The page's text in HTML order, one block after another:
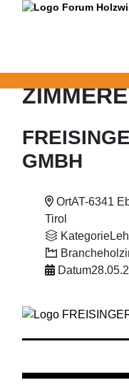
GMBH
OrtAT-6341
Tirol
Kategorie
Branche
Datum